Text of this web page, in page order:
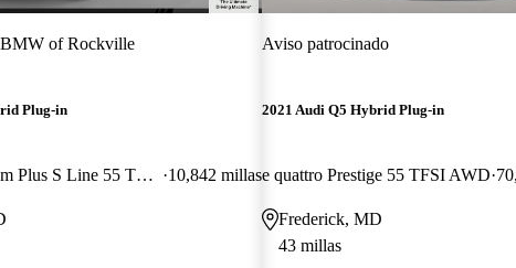
BMW of Rockville
Plug-in
e quattro Premium Plus S Line 55 TFSI AWD 10,842 millas
Aviso patrocinado
2021 Audi Q5 Hybrid Plug-in
e quattro Prestige 55 TFSI AWD
Frederick, MD
43 millas